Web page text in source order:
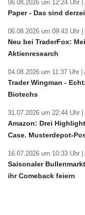
06.08.2026 um 12:24 Uhr |
Paper - Das sind
06.08.2026 um 09:43 Uhr |
Neu bei TraderFox:
Aktienresearch
04.08.2026 um 11:37 Uhr |
Trader Wingman -
Biotechs
31.07.2026 um 22:44 Uhr |
Amazon: Drei
Case. Musterdepot-
16.07.2026 um 10:33 Uhr |
Saisonaler
ihr Comeback feiern